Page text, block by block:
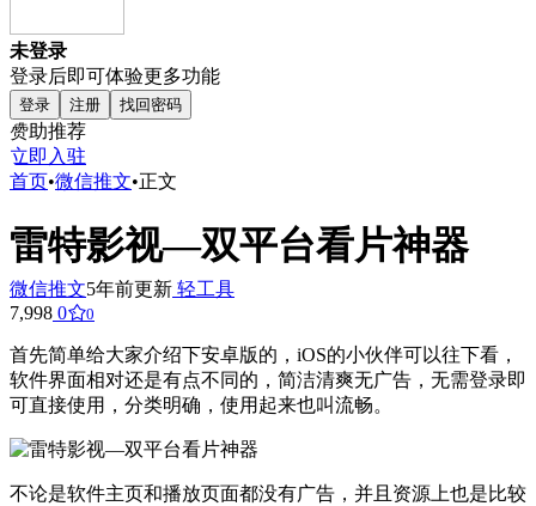
未登录
登录后即可体验更多功能
登录 注册 找回密码
赞助推荐
立即入驻
首页•微信推文•正文
雷特影视—双平台看片神器
微信推文5年前更新 轻工具
7,998 0 0
首先简单给大家介绍下安卓版的，iOS的小伙伴可以往下看，
软件界面相对还是有点不同的，简洁清爽无广告，无需登录即
可直接使用，分类明确，使用起来也叫流畅。
不论是软件主页和播放页面都没有广告，并且资源上也是比较